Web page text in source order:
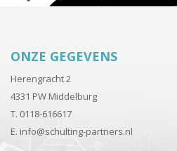
ONZE GEGEVENS
Herengracht 2
4331 PW Middelburg
T. 0118-616617
E. info@schulting-partners.nl